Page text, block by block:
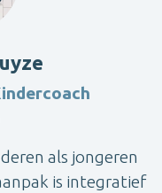
als jongeren
is integratief